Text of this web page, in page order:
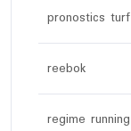
pronostics turf
reebok
regime running